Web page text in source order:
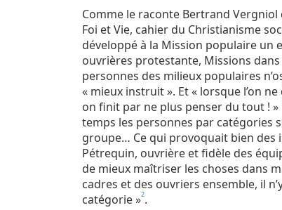
Comme le raconte Bertrand
Foi et Vie, cahier du Christianisme
développé à la Mission populaire un
ouvrières protestante, Missions
personnes des milieux populaires
« mieux instruit ». Et « lorsque l’on
on finit par ne plus penser du tout ! »
temps les personnes par catégories
groupe… Ce qui provoquait bien des
Pétrequin, ouvrière et fidèle des
de mieux maîtriser les choses dans
cadres et des ouvriers ensemble, il
catégorie »2.